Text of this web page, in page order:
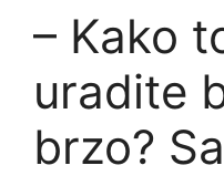
– Kako
uradite
brzo?